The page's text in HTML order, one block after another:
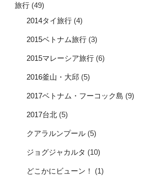
旅行 (49)
2014タイ旅行 (4)
2015ベトナム旅行 (3)
2015マレーシア旅行 (6)
2016釜山・大邱 (5)
2017ベトナム・フーコック島 (9)
2017台北 (5)
クアラルンプール (5)
ジョグジャカルタ (10)
どこかにビューン！ (1)